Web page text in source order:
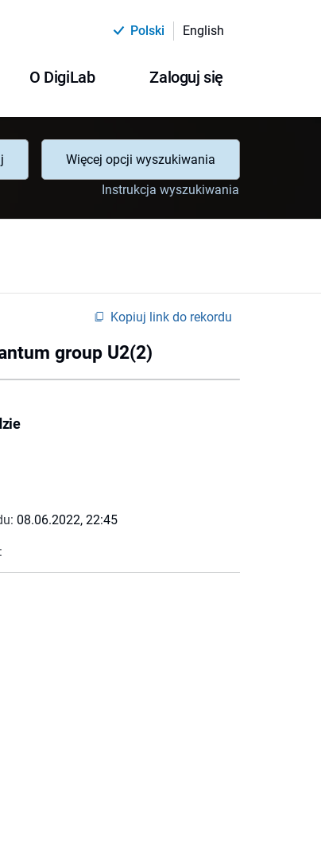
Polski English
O DigiLab Zaloguj się
Więcej opcji wyszukiwania
Instrukcja wyszukiwania
Kopiuj link do rekordu
group U2(2)
08.06.2022, 22:45